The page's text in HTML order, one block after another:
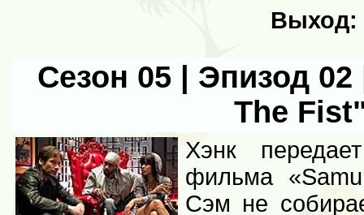
Выход:
Сезон 05 | Эпизод
The
Хэнк
фильма
Сэм не